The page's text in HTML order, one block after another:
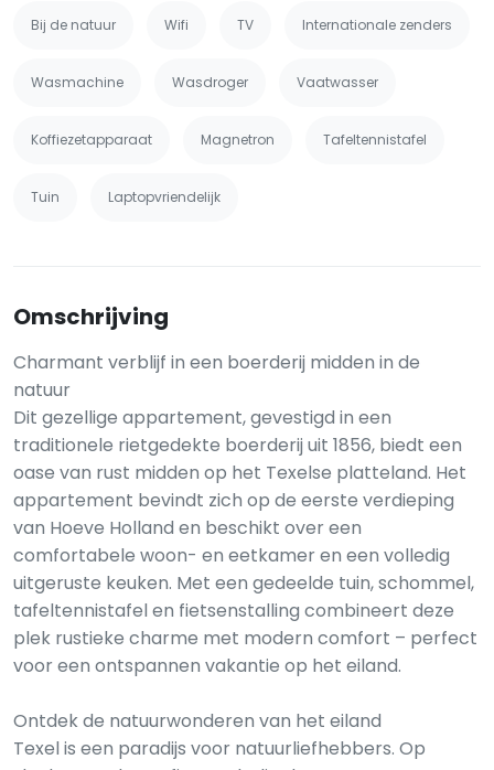
Bij de natuur Wifi TV Internationale zenders
Wasmachine Wasdroger Vaatwasser
Koffiezetapparaat Magnetron Tafeltennistafel
Tuin Laptopvriendelijk
Omschrijving
Charmant verblijf in een boerderij midden in de
natuur
Dit gezellige appartement, gevestigd in een
traditionele rietgedekte boerderij uit 1856, biedt een
oase van rust midden op het Texelse platteland. Het
appartement bevindt zich op de eerste verdieping
van Hoeve Holland en beschikt over een
comfortabele woon- en eetkamer en een volledig
uitgeruste keuken. Met een gedeelde tuin, schommel,
tafeltennistafel en fietsenstalling combineert deze
plek rustieke charme met modern comfort – perfect
voor een ontspannen vakantie op het eiland.
Ontdek de natuurwonderen van het eiland
Texel is een paradijs voor natuurliefhebbers. Op